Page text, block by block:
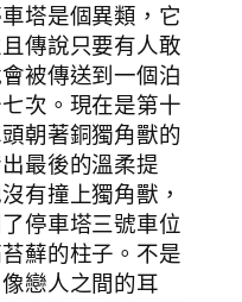
塔是個異類，它
傳說只要有人敢
被傳送到一個泊
次。現在是第十
朝著銅獨角獸的
最後的溫柔提
有撞上獨角獸，
停車塔三號車位
蘚的柱子。不是
戀人之間的耳